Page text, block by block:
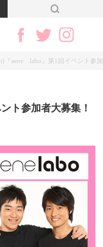
『aene labo』第1回イベント参
ト参加者大募集！